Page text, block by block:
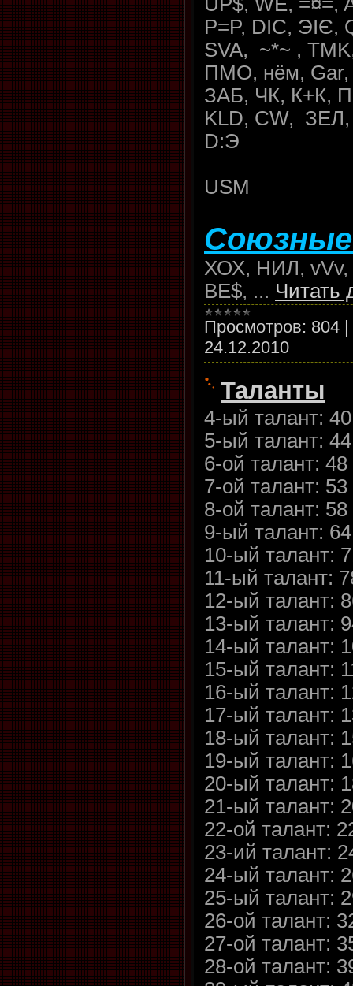
P=P, DIC, ЭIЄ,
SVA, ~*~ ,
ПМO, нём,
ЗАБ, ЧК, К+К,
KLD, CW,
D:Э
USM
ХОХ, НИЛ,
BE$, ... Читать
Просмотров: 804 |
24.12.2010
Таланты
4-ый талант:
5-ый талант:
6-ой талант:
7-ой талант:
8-ой талант:
9-ый талант:
10-ый талант:
11-ый талант:
12-ый талант:
13-ый талант:
14-ый талант:
15-ый талант:
16-ый талант:
17-ый талант:
18-ый талант:
19-ый талант:
20-ый талант:
21-ый талант:
22-ой талант:
23-ий талант:
24-ый талант:
25-ый талант:
26-ой талант:
27-ой талант:
28-ой талант: